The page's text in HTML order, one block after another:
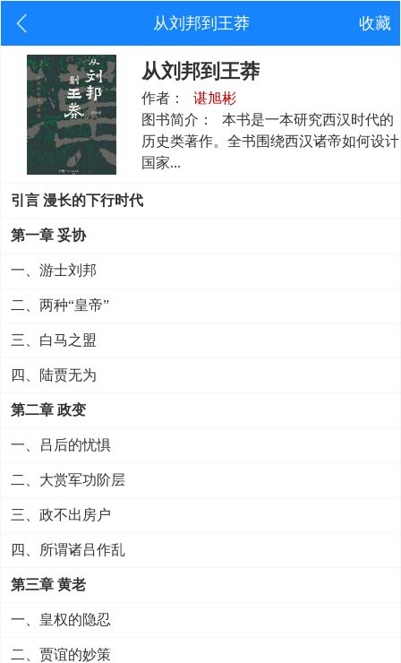
从刘邦到王莽 收藏
从刘邦到王莽
作者：
谌旭彬
图书简介：
本书是一本研究西汉时代的
历史类著作。全书围绕西汉诸帝如何设计
国家...
引言 漫长的下行时代
第一章 妥协
一、游士刘邦
二、两种“皇帝”
三、白马之盟
四、陆贾无为
第二章 政变
一、吕后的忧惧
二、大赏军功阶层
三、政不出房户
四、所谓诸吕作乱
第三章 黄老
一、皇权的隐忍
二、贾谊的妙策